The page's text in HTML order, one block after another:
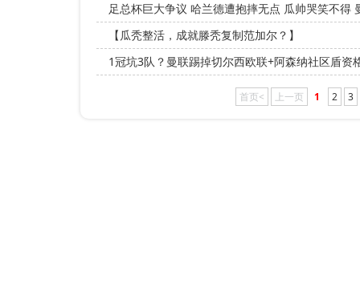
足总杯巨大争议 哈兰德遭抱摔无点 瓜帅哭笑不得
【瓜秃整活，成就滕秃复制范加尔？】
1冠坑3队？曼联踢掉切尔西欧联+阿森纳社区盾资
首页< 上一页 1 2 3